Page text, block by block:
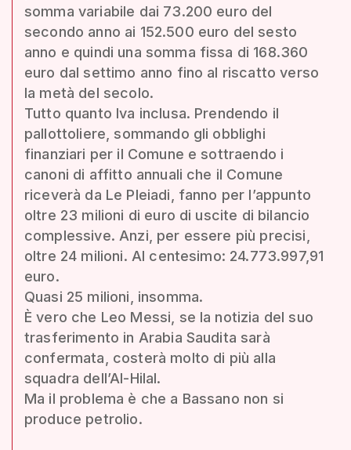
somma variabile dai 73.200 euro del
secondo anno ai 152.500 euro del sesto
anno e quindi una somma fissa di 168.360
euro dal settimo anno fino al riscatto verso
la metà del secolo.
Tutto quanto Iva inclusa. Prendendo il
pallottoliere, sommando gli obblighi
finanziari per il Comune e sottraendo i
canoni di affitto annuali che il Comune
riceverà da Le Pleiadi, fanno per l’appunto
oltre 23 milioni di euro di uscite di bilancio
complessive. Anzi, per essere più precisi,
oltre 24 milioni. Al centesimo: 24.773.997,91
euro.
Quasi 25 milioni, insomma.
È vero che Leo Messi, se la notizia del suo
trasferimento in Arabia Saudita sarà
confermata, costerà molto di più alla
squadra dell’Al-Hilal.
Ma il problema è che a Bassano non si
produce petrolio.